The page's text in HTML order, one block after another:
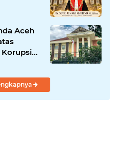
Aceh
Korupsi